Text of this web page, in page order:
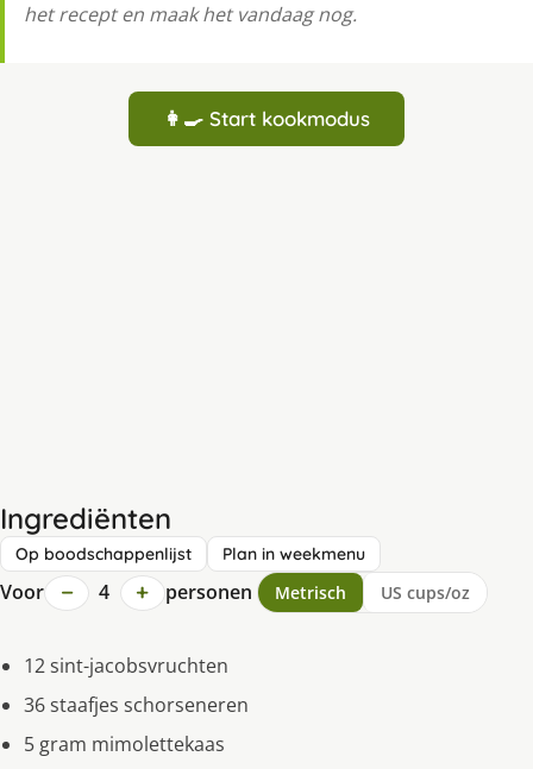
het recept en maak het vandaag nog.
👩‍🍳 Start kookmodus
Ingrediënten
Op boodschappenlijst Plan in weekmenu
Voor − 4 + personen Metrisch US cups/oz
12 sint-jacobsvruchten
36 staafjes schorseneren
5 gram mimolettekaas